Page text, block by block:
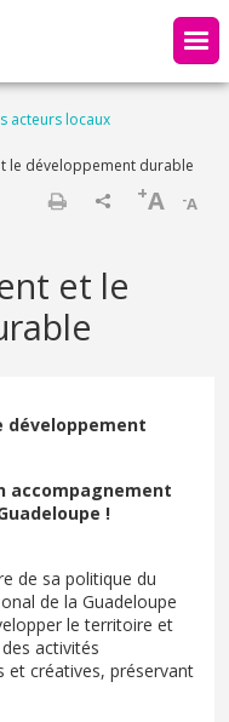
acteurs locaux
le développement durable
-A
+A
et le
développement
accompagnement
!
de sa politique du
de la Guadeloupe
le territoire et
activités
et créatives, préservant